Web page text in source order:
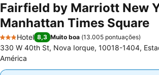
Fairfield by Marriott New
Manhattan Times Square
3 Estrelas
Hotel 8,3 Muito boa (13.005 pontuações)
330 W 40th St, Nova Iorque, 10018-1404,
América